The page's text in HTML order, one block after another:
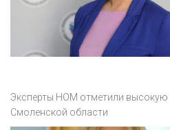
Эксперты НОМ отметили высокую
Смоленской области